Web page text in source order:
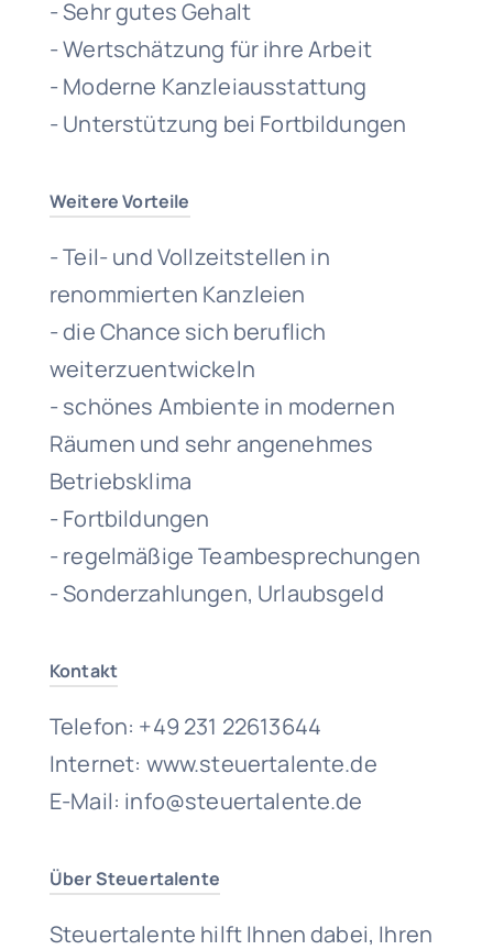
- Sehr gutes Gehalt
- Wertschätzung für ihre Arbeit
- Moderne Kanzleiausstattung
- Unterstützung bei Fortbildungen
Weitere Vorteile
- Teil- und Vollzeitstellen in
renommierten Kanzleien
- die Chance sich beruflich
weiterzuentwickeln
- schönes Ambiente in modernen
Räumen und sehr angenehmes
Betriebsklima
- Fortbildungen
- regelmäßige Teambesprechungen
- Sonderzahlungen, Urlaubsgeld
Kontakt
Telefon: +49 231 22613644
Internet: www.steuertalente.de
E-Mail: info@steuertalente.de
Über Steuertalente
Steuertalente hilft Ihnen dabei, Ihren